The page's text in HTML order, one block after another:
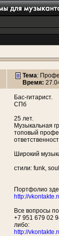
Тема:
Время:
Бас-гитарист.
СПб
25 лет.
Музыкальная
топовый
Широкий
стили: funk,
Портфолио
http://
Все вопросы
+7 951 679 02
либо:
http://